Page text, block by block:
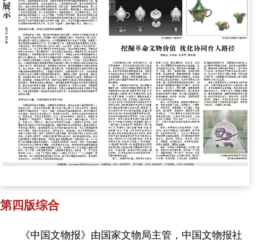
第四版综合
《中国文物报》由国家文物局主管，中国文物报社